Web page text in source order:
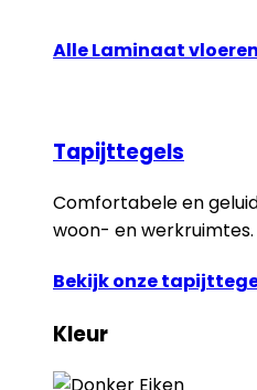
Alle Laminaat
Tapijttegels
Comfortabele en
woon- en werkruimtes.
Bekijk onze
Kleur